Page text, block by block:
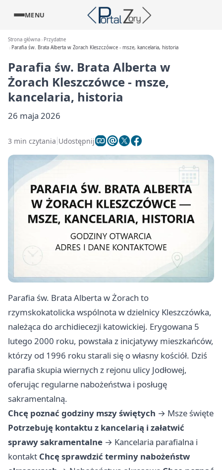
MENU
Strona główna
Przydatne
Parafia św. Brata Alberta w Żorach Kleszczówce - msze, kancelaria, historia
Parafia św. Brata Alberta w
Żorach Kleszczówce - msze,
kancelaria, historia
26 maja 2026
3 min czytania Udostępnij
Parafia św. Brata Alberta w Żorach to
rzymskokatolicka wspólnota w dzielnicy Kleszczówka,
należąca do archidiecezji katowickiej. Erygowana 5
lutego 2000 roku, powstała z inicjatywy mieszkańców,
którzy od 1996 roku starali się o własny kościół. Dziś
parafia skupia wiernych z rejonu ulicy Jodłowej,
oferując regularne nabożeństwa i posługę
sakramentalną.
Chcę poznać godziny mszy świętych → Msze święte
Potrzebuję kontaktu z kancelarią i załatwić
sprawy sakramentalne → Kancelaria parafialna i
kontakt Chcę sprawdzić terminy nabożeństw